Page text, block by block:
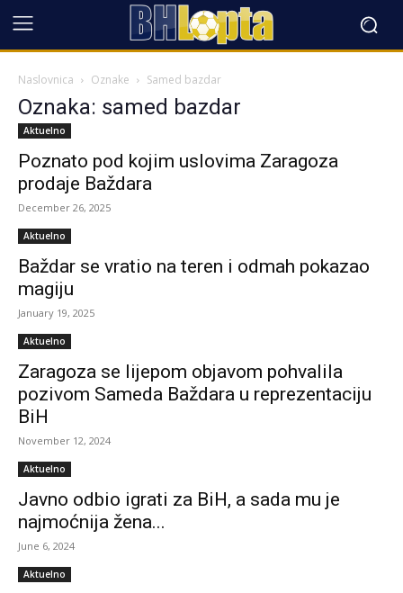
Naslovnica Oznake Samed bazdar
Oznaka: samed bazdar
Aktuelno
Poznato pod kojim uslovima Zaragoza
prodaje Baždara
December 26, 2025
Aktuelno
Baždar se vratio na teren i odmah pokazao
magiju
January 19, 2025
Aktuelno
Zaragoza se lijepom objavom pohvalila
pozivom Sameda Baždara u reprezentaciju
BiH
November 12, 2024
Aktuelno
Javno odbio igrati za BiH, a sada mu je
najmoćnija žena...
June 6, 2024
Aktuelno